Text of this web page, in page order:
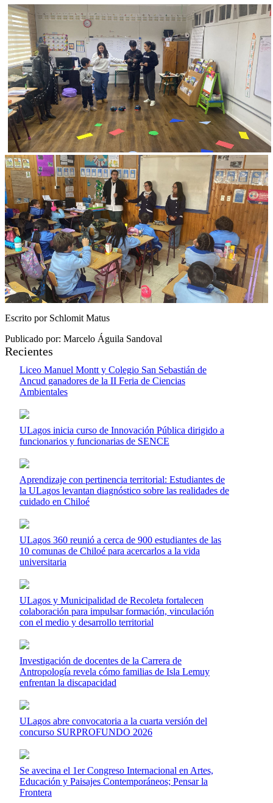
Escrito por Schlomit Matus
Publicado por: Marcelo Águila Sandoval
Recientes
Liceo Manuel Montt y Colegio San Sebastián de
Ancud ganadores de la II Feria de Ciencias
Ambientales
ULagos inicia curso de Innovación Pública dirigido a
funcionarios y funcionarias de SENCE
Aprendizaje con pertinencia territorial: Estudiantes de
la ULagos levantan diagnóstico sobre las realidades de
cuidado en Chiloé
ULagos 360 reunió a cerca de 900 estudiantes de las
10 comunas de Chiloé para acercarlos a la vida
universitaria
ULagos y Municipalidad de Recoleta fortalecen
colaboración para impulsar formación, vinculación
con el medio y desarrollo territorial
Investigación de docentes de la Carrera de
Antropología revela cómo familias de Isla Lemuy
enfrentan la discapacidad
ULagos abre convocatoria a la cuarta versión del
concurso SURPROFUNDO 2026
Se avecina el 1er Congreso Internacional en Artes,
Educación y Paisajes Contemporáneos; Pensar la
Frontera